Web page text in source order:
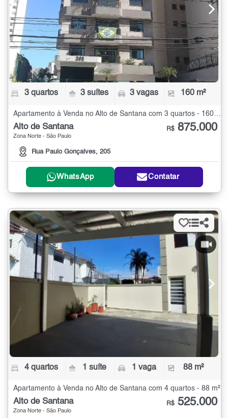
3 quartos 3 suítes 3 vagas 160 m²
Apartamento à Venda no Alto de Santana com 3 quartos - 160 m²
Alto de Santana
Zona Norte - São Paulo
Rua Paulo Gonçalves, 205
R$ 875.000
WhatsApp Contatar
4 quartos 1 suíte 1 vaga 88 m²
Apartamento à Venda no Alto de Santana com 4 quartos - 88 m²
Alto de Santana
Zona Norte - São Paulo
R$ 525.000